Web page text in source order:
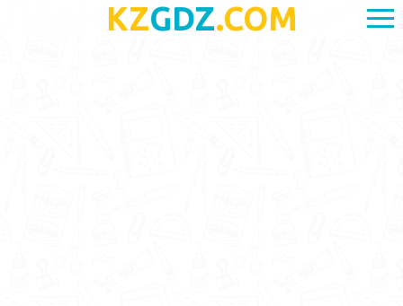
KZGDZ.COM